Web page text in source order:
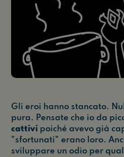
Gli eroi hanno stancato.
pura. Pensate che io da
cattivi poiché avevo già
"sfortunati" erano loro.
sviluppare un odio per